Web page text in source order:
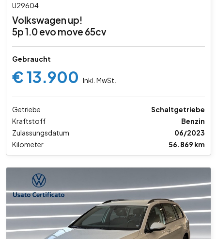
U29604
Volkswagen up!
5p 1.0 evo move 65cv
Gebraucht
€ 13.900 Inkl. MwSt.
Getriebe
Schaltgetriebe
Kraftstoff
Benzin
Zulassungsdatum
06/2023
Kilometer
56.869 km